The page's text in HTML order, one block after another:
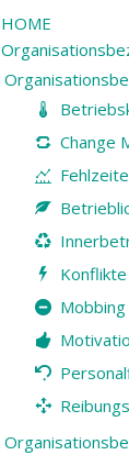
HOME
Change
Mobbing